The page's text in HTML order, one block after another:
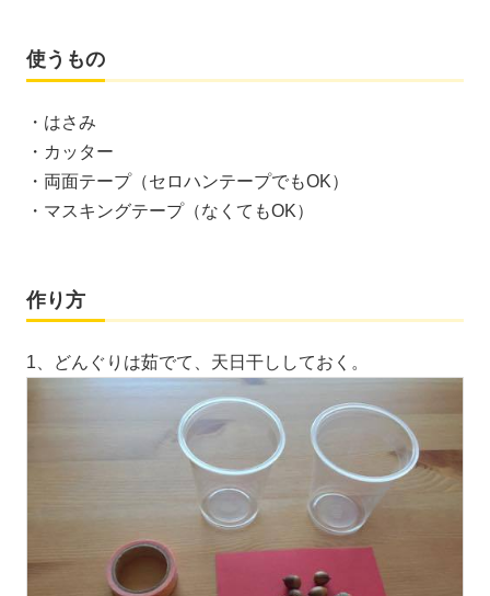
使うもの
・はさみ
・カッター
・両面テープ（セロハンテープでもOK）
・マスキングテープ（なくてもOK）
作り方
1、どんぐりは茹でて、天日干ししておく。